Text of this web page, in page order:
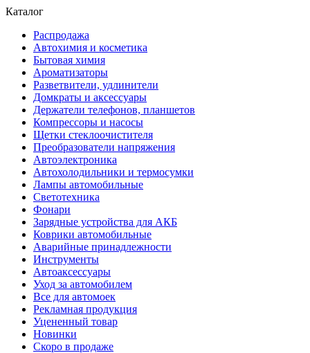
Каталог
Распродажа
Автохимия и косметика
Бытовая химия
Ароматизаторы
Разветвители, удлинители
Домкраты и аксессуары
Держатели телефонов, планшетов
Компрессоры и насосы
Щетки стеклоочистителя
Преобразователи напряжения
Автоэлектроника
Автохолодильники и термосумки
Лампы автомобильные
Светотехника
Фонари
Зарядные устройства для АКБ
Коврики автомобильные
Аварийные принадлежности
Инструменты
Автоаксессуары
Уход за автомобилем
Все для автомоек
Рекламная продукция
Уцененный товар
Новинки
Скоро в продаже